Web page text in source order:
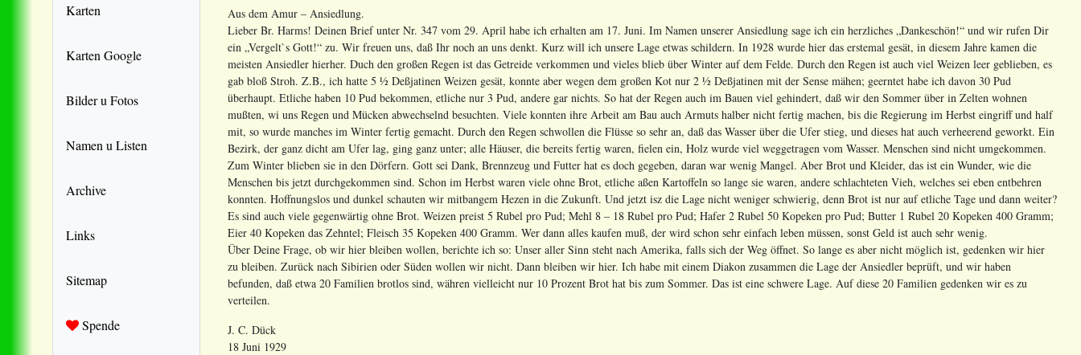
Karten
Karten Google
Bilder u Fotos
Namen u Listen
Archive
Links
Sitemap
Spende
Aus dem Amur – Ansiedlung.
Lieber Br. Harms! Deinen Brief unter Nr. 347 vom 29. April habe ich erhalten am 17. Juni. Im Namen unserer Ansiedlung sage ich ein herzliches „Dankeschön!“ und wir rufen Dir
ein „Vergelt`s Gott!“ zu. Wir freuen uns, daß Ihr noch an uns denkt. Kurz will ich unsere Lage etwas schildern. In 1928 wurde hier das erstemal gesät, in diesem Jahre kamen die
meisten Ansiedler hierher. Duch den großen Regen ist das Getreide verkommen und vieles blieb über Winter auf dem Felde. Durch den Regen ist auch viel Weizen leer geblieben, es
gab bloß Stroh. Z.B., ich hatte 5 ½ Deßjatinen Weizen gesät, konnte aber wegen dem großen Kot nur 2 ½ Deßjatinen mit der Sense mähen; geerntet habe ich davon 30 Pud
überhaupt. Etliche haben 10 Pud bekommen, etliche nur 3 Pud, andere gar nichts. So hat der Regen auch im Bauen viel gehindert, daß wir den Sommer über in Zelten wohnen
mußten, wi uns Regen und Mücken abwechselnd besuchten. Viele konnten ihre Arbeit am Bau auch Armuts halber nicht fertig machen, bis die Regierung im Herbst eingriff und half
mit, so wurde manches im Winter fertig gemacht. Durch den Regen schwollen die Flüsse so sehr an, daß das Wasser über die Ufer stieg, und dieses hat auch verheerend geworkt. Ein
Bezirk, der ganz dicht am Ufer lag, ging ganz unter; alle Häuser, die bereits fertig waren, fielen ein, Holz wurde viel weggetragen vom Wasser. Menschen sind nicht umgekommen.
Zum Winter blieben sie in den Dörfern. Gott sei Dank, Brennzeug und Futter hat es doch gegeben, daran war wenig Mangel. Aber Brot und Kleider, das ist ein Wunder, wie die
Menschen bis jetzt durchgekommen sind. Schon im Herbst waren viele ohne Brot, etliche aßen Kartoffeln so lange sie waren, andere schlachteten Vieh, welches sei eben entbehren
konnten. Hoffnungslos und dunkel schauten wir mitbangem Hezen in die Zukunft. Und jetzt isz die Lage nicht weniger schwierig, denn Brot ist nur auf etliche Tage und dann weiter?
Es sind auch viele gegenwärtig ohne Brot. Weizen preist 5 Rubel pro Pud; Mehl 8 – 18 Rubel pro Pud; Hafer 2 Rubel 50 Kopeken pro Pud; Butter 1 Rubel 20 Kopeken 400 Gramm;
Eier 40 Kopeken das Zehntel; Fleisch 35 Kopeken 400 Gramm. Wer dann alles kaufen muß, der wird schon sehr einfach leben müssen, sonst Geld ist auch sehr wenig.
Über Deine Frage, ob wir hier bleiben wollen, berichte ich so: Unser aller Sinn steht nach Amerika, falls sich der Weg öffnet. So lange es aber nicht möglich ist, gedenken wir hier
zu bleiben. Zurück nach Sibirien oder Süden wollen wir nicht. Dann bleiben wir hier. Ich habe mit einem Diakon zusammen die Lage der Ansiedler beprüft, und wir haben
befunden, daß etwa 20 Familien brotlos sind, währen vielleicht nur 10 Prozent Brot hat bis zum Sommer. Das ist eine schwere Lage. Auf diese 20 Familien gedenken wir es zu
verteilen.
J. C. Dück
18 Juni 1929